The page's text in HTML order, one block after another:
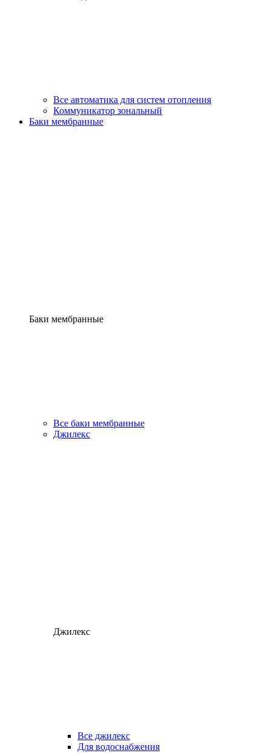
Все автоматика для систем отопления
Коммуникатор зональный
Баки мембранные
Баки мембранные
Все баки мембранные
Джилекс
Джилекс
Все джилекс
Для водоснабжения